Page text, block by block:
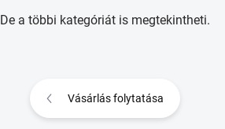
De a többi kategóriát is megtekintheti.
Vásárlás folytatása